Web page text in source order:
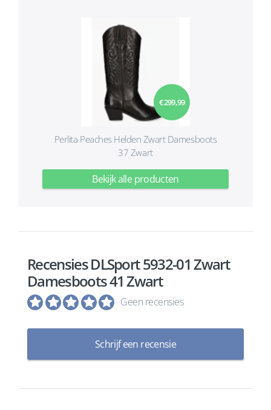
€ 299,99
Perlita Peaches Helden Zwart Damesboots
37 Zwart
Bekijk alle producten
Recensies DLSport 5932-01 Zwart
Damesboots 41 Zwart
Geen recensies
Schrijf een recensie